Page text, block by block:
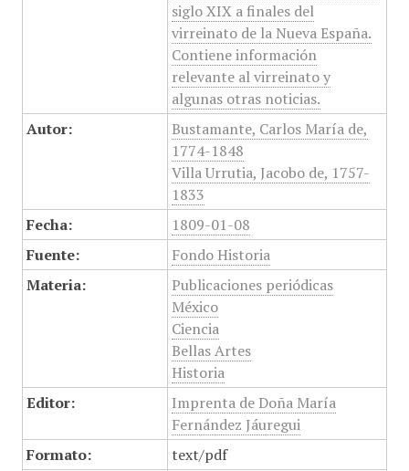
siglo XIX a finales del
virreinato de la Nueva España.
Contiene información
relevante al virreinato y
algunas otras noticias.
Autor:
Bustamante, Carlos María de,
1774-1848
Villa Urrutia, Jacobo de, 1757-
1833
Fecha:
1809-01-08
Fuente:
Fondo Historia
Materia:
Publicaciones periódicas
México
Ciencia
Bellas Artes
Historia
Editor:
Imprenta de Doña María
Fernández Jáuregui
Formato:
text/pdf